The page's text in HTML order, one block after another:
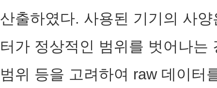
산출하였다. 사용된 기기의 사
터가 정상적인 범위를 벗어나
범위 등을 고려하여 raw 데이터